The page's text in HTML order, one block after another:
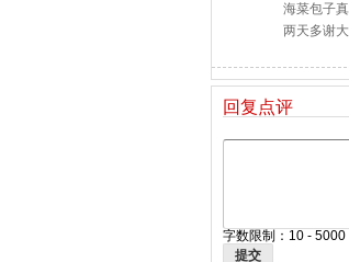
海菜包子
两天多谢
回复点评
字数限制：10 - 5000
提交